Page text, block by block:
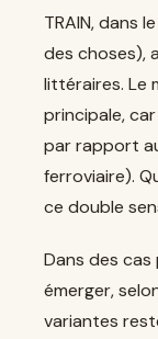
TRAIN, dans
des choses),
littéraires. Le
principale,
par rapport
ferroviaire).
ce double
Dans des cas
émerger,
variantes